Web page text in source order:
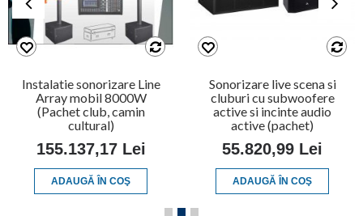
Instalatie sonorizare Line
Array mobil 8000W
(Pachet club, camin
cultural)
155.137,17 Lei
ADAUGĂ ÎN COŞ
Sonorizare live scena si
cluburi cu subwoofere
active si incinte audio
active (pachet)
55.820,99 Lei
ADAUGĂ ÎN COŞ